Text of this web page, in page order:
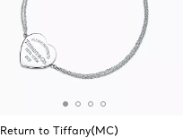
Return to Tiffany(MC)